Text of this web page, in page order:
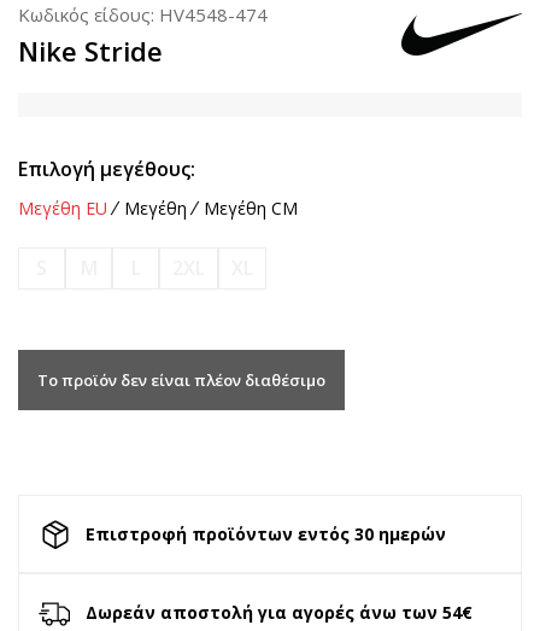
Κωδικός είδους: HV4548-474
Nike Stride
Επιλογή μεγέθους:
Μεγέθη EU Μεγέθη Μεγέθη CM
Το προϊόν δεν είναι πλέον διαθέσιμο
Επιστροφή προϊόντων εντός 30 ημερών
Δωρεάν αποστολή για αγορές άνω των 54€